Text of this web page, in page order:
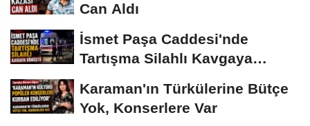
Can Aldı
İsmet Paşa Caddesi'nde
Tartışma Silahlı Kavgaya
Karaman'ın Türkülerine Bütçe
Yok, Konserlere Var